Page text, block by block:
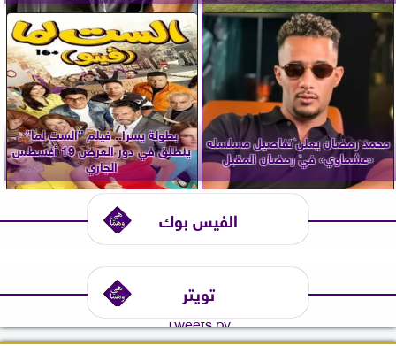
محمد رمضان يعلن تفاصيل مسلسله
«عشماوي» في رمضان المقبل
بطولة يسرا.. فيلم ”الست لما”
ينطلق في دور العرض 19 أغسطس
الجاري
الفيس بوك
تويتر
Tweets by